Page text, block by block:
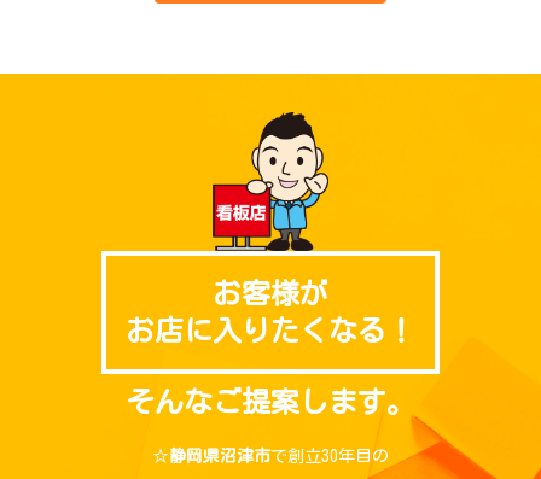
お客様が
お店に入りたくなる！
そんなご提案します。
☆静岡県沼津市で創立30年目の